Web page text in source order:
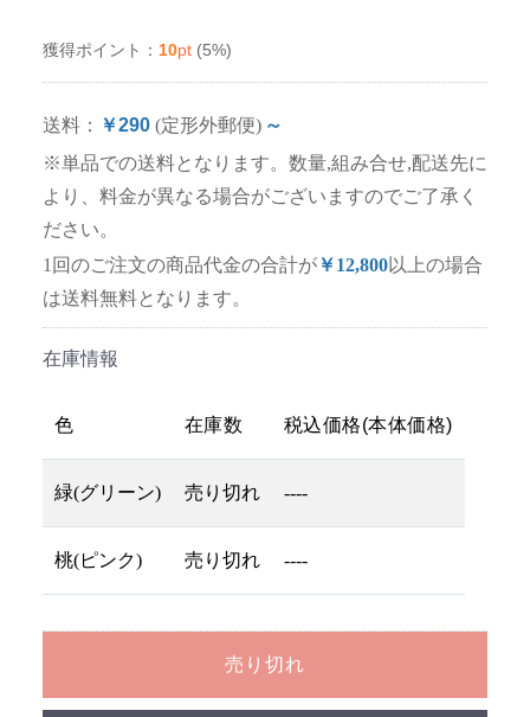
獲得ポイント： 10pt (5%)
送料： ￥290 (定形外郵便) ～
※単品での送料となります。数量,組み合せ,配送先に
より、料金が異なる場合がございますのでご了承く
ださい。
1回のご注文の商品代金の合計が￥12,800以上の場合
は送料無料となります。
在庫情報
色 在庫数 税込価格(本体価格)
緑(グリーン) 売り切れ ----
桃(ピンク) 売り切れ ----
売り切れ